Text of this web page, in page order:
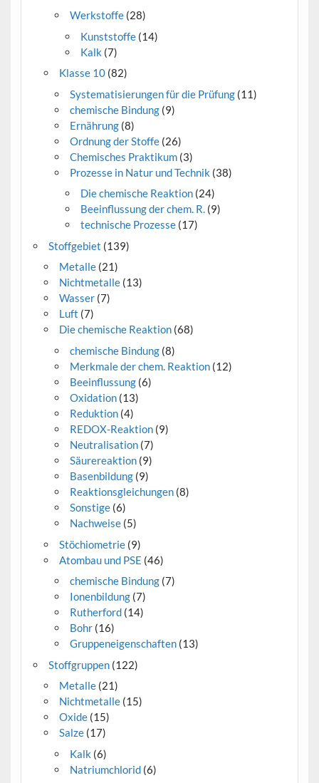
Werkstoffe (28)
Kunststoffe (14)
Kalk (7)
Klasse 10(82)
Systematisierungen für die Prüfung (11)
chemische Bindung (9)
Ernährung (8)
Ordnung der Stoffe (26)
Chemisches Praktikum (3)
Prozesse in Natur und Technik (38)
Die chemische Reaktion (24)
Beeinflussung der chem. R. (9)
technische Prozesse (17)
Stoffgebiet (139)
Metalle(21)
Nichtmetalle(13)
Wasser(7)
Luft (7)
Die chemische Reaktion(68)
chemische Bindung (8)
Merkmale der chem. Reaktion (12)
Beeinflussung (6)
Oxidation (13)
Reduktion (4)
REDOX-Reaktion (9)
Neutralisation (7)
Säurereaktion (9)
Basenbildung (9)
Reaktionsgleichungen (8)
Sonstige (6)
Nachweise (5)
Stöchiometrie(9)
Atombau und PSE (46)
chemische Bindung (7)
Ionenbildung (7)
Rutherford (14)
Bohr (16)
Gruppeneigenschaften (13)
Stoffgruppen(122)
Metalle(21)
Nichtmetalle(15)
Oxide(15)
Salze(17)
Kalk (6)
Natriumchlorid (6)